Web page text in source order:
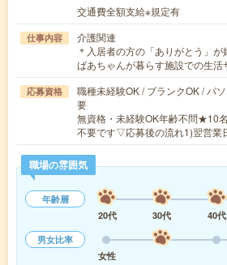
交通費全額支給※規定有
仕事内容
介護関連
＊入居者の方の「ありがとう」
ばあちゃんが暮らす施設での生
応募資格
職種未経験OK / ブランクOK / パ
要
無資格・未経験OK年齢不問★10
不要です▽応募後の流れ1)翌営業
職場の雰囲気
年齢層
20代
30代 40代
男女比率
女性